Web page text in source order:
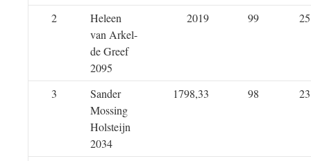
2
Heleen
van Arkel-
de Greef
2095
2019 99 25
3
Sander
Mossing
Holsteijn
2034
1798,33 98 23